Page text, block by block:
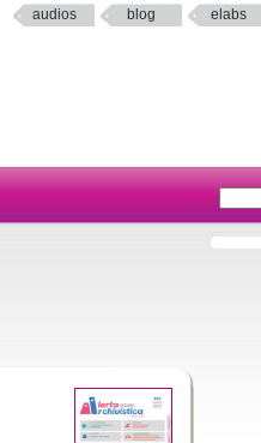
audios blog elabs